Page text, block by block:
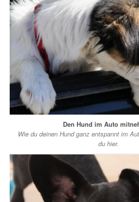
Den Hund im Auto
Wie du deinen Hund ganz entspannt im
du hier.